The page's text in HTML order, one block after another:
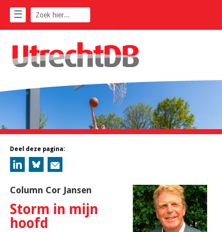
☰
Deel deze pagina:
Column Cor Jansen
Storm in mijn
hoofd